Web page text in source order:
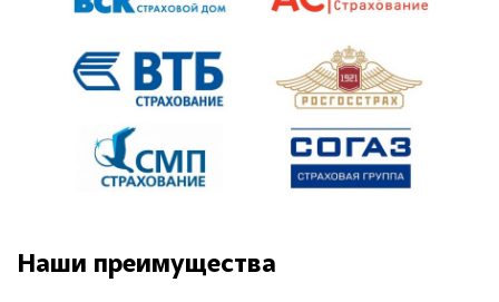
Наши преимущества